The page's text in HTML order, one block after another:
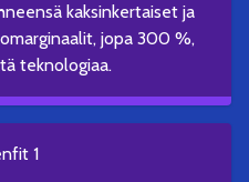
kaksinkertaiset ja
jopa 300 %,
teknologiaa.